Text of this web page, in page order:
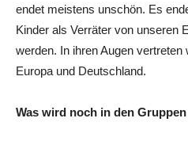
endet meistens unschön. Es
Kinder als Verräter von unseren
werden. In ihren Augen vertreten
Europa und Deutschland.
Was wird noch in den